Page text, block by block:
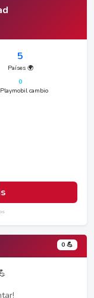
5
Países 🌍
0
cambio
0 💪